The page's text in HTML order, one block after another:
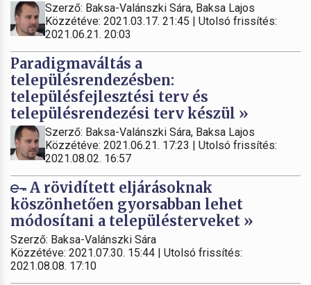
Szerző: Baksa-Valánszki Sára, Baksa Lajos
Közzétéve: 2021.03.17. 21:45 | Utolsó frissítés:
2021.06.21. 20:03
Paradigmaváltás a
településrendezésben:
településfejlesztési terv és
településrendezési terv készül »
Szerző: Baksa-Valánszki Sára, Baksa Lajos
Közzétéve: 2021.06.21. 17:23 | Utolsó frissítés:
2021.08.02. 16:57
A rövidített eljárásoknak
köszönhetően gyorsabban lehet
módosítani a településterveket »
Szerző: Baksa-Valánszki Sára
Közzétéve: 2021.07.30. 15:44 | Utolsó frissítés:
2021.08.08. 17:10